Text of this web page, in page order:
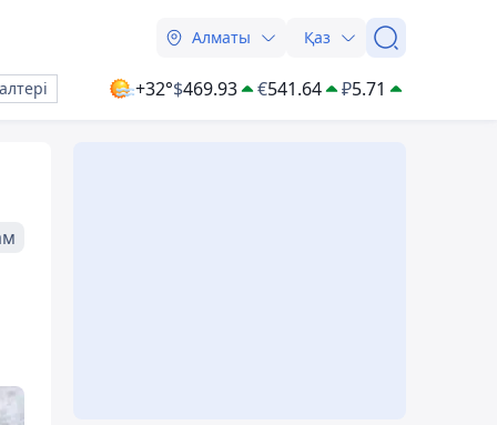
Алматы Қаз
+32°$469.93 €541.64 ₽5.71